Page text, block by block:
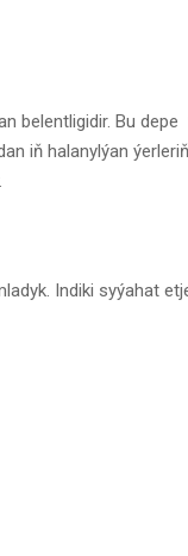
belentligidir. Bu
iň halanylýan
Indiki syýahat